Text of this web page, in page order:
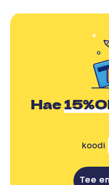
Hae
koodi
Tee